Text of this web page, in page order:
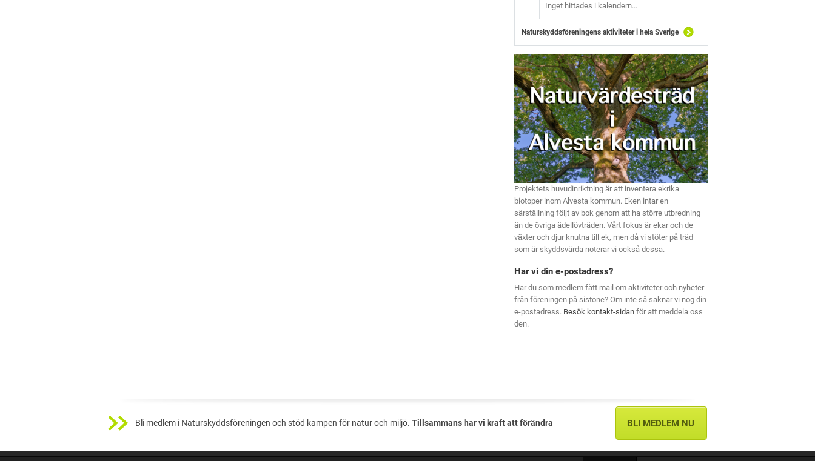
Inget hittades i kalendern...
Naturskyddsföreningens aktiviteter i hela Sverige
Projektets huvudinriktning är att inventera ekrika
biotoper inom Alvesta kommun. Eken intar en
särställning följt av bok genom att ha större utbredning
än de övriga ädellövträden. Vårt fokus är ekar och de
växter och djur knutna till ek, men då vi stöter på träd
som är skyddsvärda noterar vi också dessa.
Har vi din e-postadress?
Har du som medlem fått mail om aktiviteter och nyheter
från föreningen på sistone? Om inte så saknar vi nog din
e-postadress. Besök kontakt-sidan för att meddela oss
den.
Bli medlem i Naturskyddsföreningen och stöd kampen för natur och miljö. Tillsammans har vi kraft att förändra BLI MEDLEM NU